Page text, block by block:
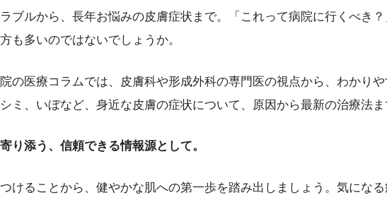
ブルから、長年お悩みの皮膚症状まで。「これって病院に行くべき
も多いのではないでしょうか。
の医療コラムでは、皮膚科や形成外科の専門医の視点から、わかり
ミ、いぼなど、身近な皮膚の症状について、原因から最新の治療法
り添う、信頼できる情報源として。
けることから、健やかな肌への第一歩を踏み出しましょう。気にな